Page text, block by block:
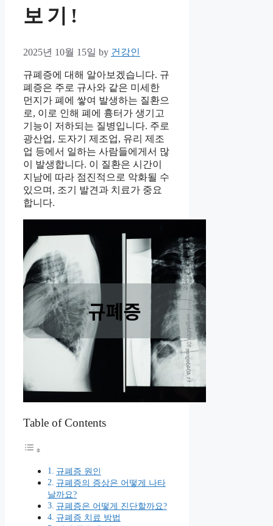
보기!
2025년 10월 15일 by 건강인
규폐증에 대해 알아보겠습니다. 규
폐증은 주로 규사와 같은 미세한
먼지가 폐에 쌓여 발생하는 질환으
로, 이로 인해 폐에 흉터가 생기고
기능이 저하되는 질병입니다. 주로
광산업, 도자기 제조업, 유리 제조
업 등에서 일하는 사람들에게서 많
이 발생합니다. 이 질환은 시간이
지남에 따라 점진적으로 악화될 수
있으며, 조기 발견과 치료가 중요
합니다.
Table of Contents
규폐증 원인
규폐증의 증상은 어떻게 나타
날까요?
규폐증은 어떻게 진단할까요?
규폐증 치료 방법